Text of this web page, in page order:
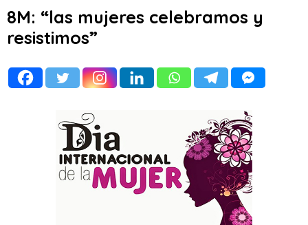
8M: “las mujeres celebramos y
resistimos”